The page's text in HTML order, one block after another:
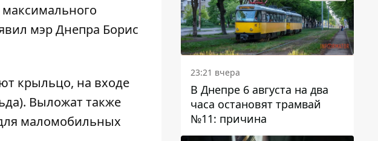
мэр Днепра Борис
крыльцо, на входе
Выложат также
маломобильных
23:21 вчера
В Днепре 6 августа на два
часа остановят трамвай
№11: причина